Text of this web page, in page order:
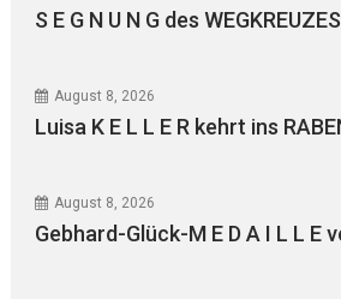
S E G N U N G des
August 8, 2026
Luisa K E L L E R kehrt ins
August 8, 2026
Gebhard-Glück-M E D A I L L E